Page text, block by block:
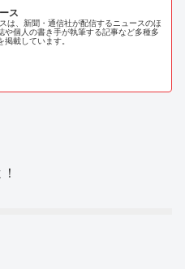
ス
は、新聞・通信社が配信するニュースのほ
や個人の書き手が執筆する記事など多種多
掲載しています。